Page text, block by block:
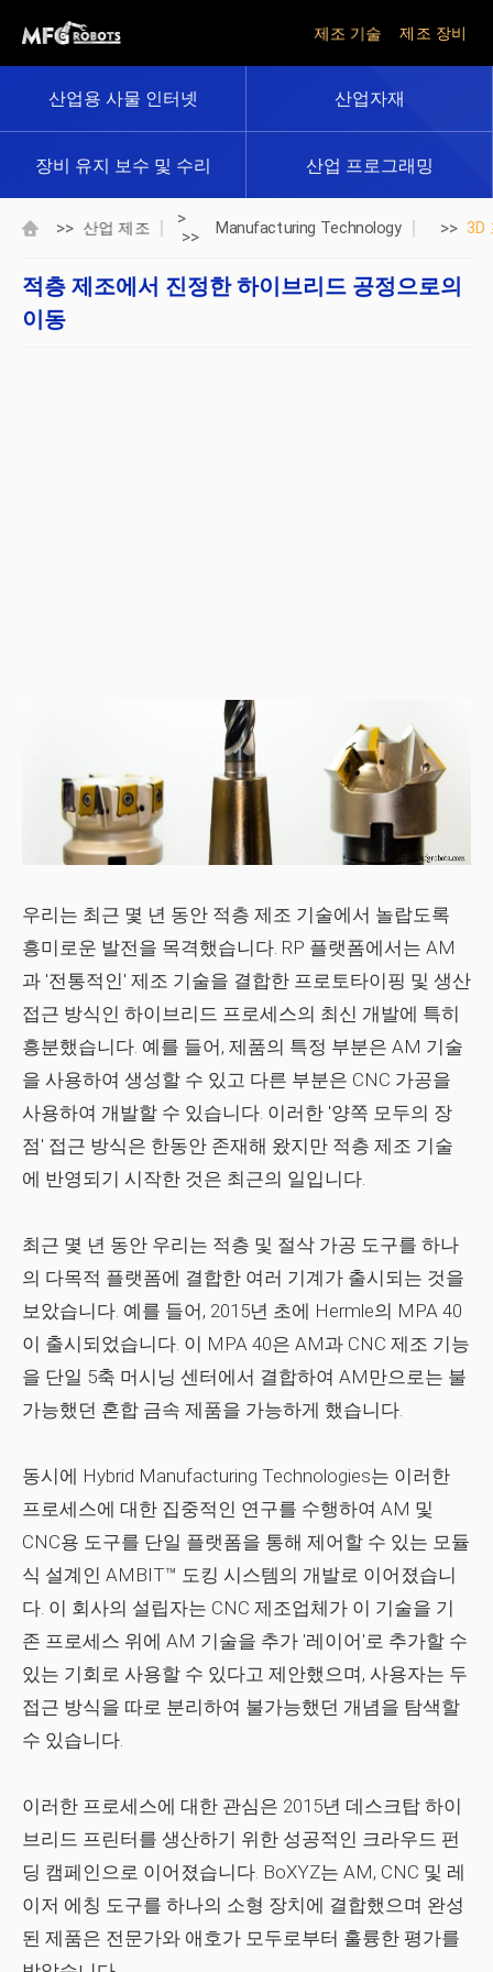
제조 기술 제조 장비
산업용 사물 인터넷 산업자재
장비 유지 보수 및 수리 산업 프로그래밍
>> 산업 제조
>
>>
Manufacturing Technology >> 3D
적층 제조에서 진정한 하이브리드 공정으로의
이동
우리는 최근 몇 년 동안 적층 제조 기술에서 놀랍도록
흥미로운 발전을 목격했습니다. RP 플랫폼에서는 AM
과 '전통적인' 제조 기술을 결합한 프로토타이핑 및 생산
접근 방식인 하이브리드 프로세스의 최신 개발에 특히
흥분했습니다. 예를 들어, 제품의 특정 부분은 AM 기술
을 사용하여 생성할 수 있고 다른 부분은 CNC 가공을
사용하여 개발할 수 있습니다. 이러한 '양쪽 모두의 장
점' 접근 방식은 한동안 존재해 왔지만 적층 제조 기술
에 반영되기 시작한 것은 최근의 일입니다.
최근 몇 년 동안 우리는 적층 및 절삭 가공 도구를 하나
의 다목적 플랫폼에 결합한 여러 기계가 출시되는 것을
보았습니다. 예를 들어, 2015년 초에 Hermle의 MPA 40
이 출시되었습니다. 이 MPA 40은 AM과 CNC 제조 기능
을 단일 5축 머시닝 센터에서 결합하여 AM만으로는 불
가능했던 혼합 금속 제품을 가능하게 했습니다.
동시에 Hybrid Manufacturing Technologies는 이러한
프로세스에 대한 집중적인 연구를 수행하여 AM 및
CNC용 도구를 단일 플랫폼을 통해 제어할 수 있는 모듈
식 설계인 AMBIT™ 도킹 시스템의 개발로 이어졌습니
다. 이 회사의 설립자는 CNC 제조업체가 이 기술을 기
존 프로세스 위에 AM 기술을 추가 '레이어'로 추가할 수
있는 기회로 사용할 수 있다고 제안했으며, 사용자는 두
접근 방식을 따로 분리하여 불가능했던 개념을 탐색할
수 있습니다.
이러한 프로세스에 대한 관심은 2015년 데스크탑 하이
브리드 프린터를 생산하기 위한 성공적인 크라우드 펀
딩 캠페인으로 이어졌습니다. BoXYZ는 AM, CNC 및 레
이저 에칭 도구를 하나의 소형 장치에 결합했으며 완성
된 제품은 전문가와 애호가 모두로부터 훌륭한 평가를